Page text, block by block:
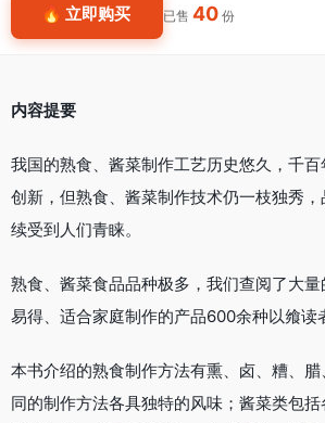
🔥 立即购买 已售 40 份
内容提要
我国的熟食、酱菜制作工艺历史悠久，千
创新，但熟食、酱菜制作技术仍一枝独秀
续受到人们青睐。
熟食、酱菜食品品种极多，我们查阅了大
易得、适合家庭制作的产品600余种以飨读
本书介绍的熟食制作方法有熏、卤、糟、
同的制作方法各具独特的风味；酱菜类包